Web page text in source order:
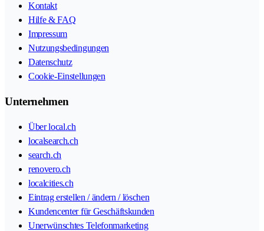
Kontakt
Hilfe & FAQ
Impressum
Nutzungsbedingungen
Datenschutz
Cookie-Einstellungen
Unternehmen
Über local.ch
localsearch.ch
search.ch
renovero.ch
localcities.ch
Eintrag erstellen / ändern / löschen
Kundencenter für Geschäftskunden
Unerwünschtes Telefonmarketing